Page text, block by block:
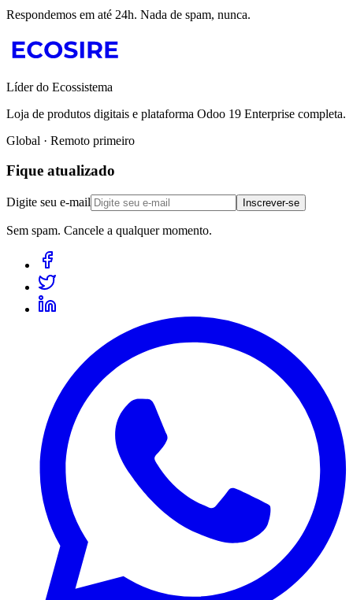
Respondemos em até 24h. Nada de spam, nunca.
Líder do Ecossistema
Loja de produtos digitais e plataforma Odoo 19 Enterprise completa.
Global · Remoto primeiro
Fique atualizado
Digite seu e-mail Inscrever-se
Sem spam. Cancele a qualquer momento.